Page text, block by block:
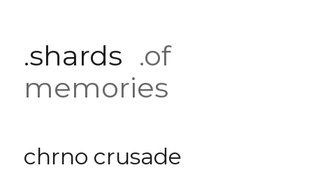
.shards .of
memories
chrno crusade